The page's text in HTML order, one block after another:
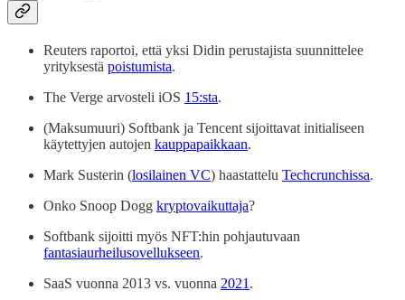
Reuters raportoi, että yksi Didin perustajista suunnittelee
yrityksestä poistumista.
The Verge arvosteli iOS 15:sta.
(Maksumuuri) Softbank ja Tencent sijoittavat initialiseen
käytettyjen autojen kauppapaikkaan.
Mark Susterin (losilainen VC) haastattelu Techcrunchissa.
Onko Snoop Dogg kryptovaikuttaja?
Softbank sijoitti myös NFT:hin pohjautuvaan
fantasiaurheilusovellukseen.
SaaS vuonna 2013 vs. vuonna 2021 .